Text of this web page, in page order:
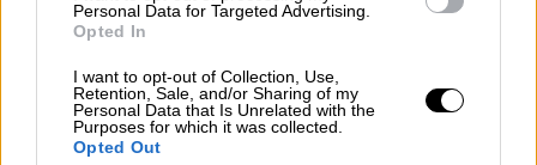
Personal Data for Targeted Advertising.
Opted In
I want to opt-out of Collection, Use,
Retention, Sale, and/or Sharing of my
Personal Data that Is Unrelated with the
Purposes for which it was collected.
Opted Out